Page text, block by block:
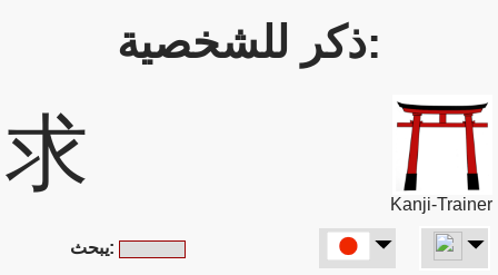
ذكر للشخصية:
求
Kanji-Trainer
يبحث: